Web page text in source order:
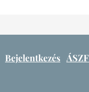
Bejelentkezés ÁSZF